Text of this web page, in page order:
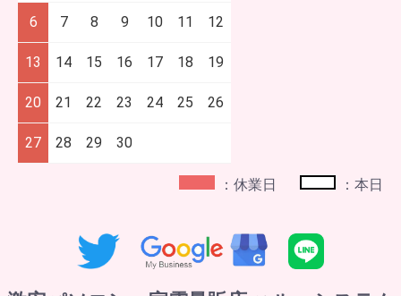
6 7 8 9 10 11 12
13 14 15 16 17 18 19
20 21 22 23 24 25 26
27 28 29 30
：休業日 ：本日